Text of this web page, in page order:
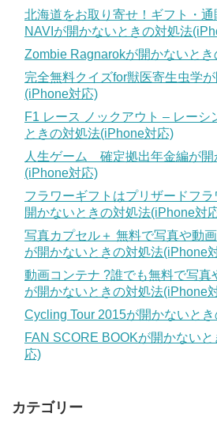
北海道をお取り寄せ！ギフト・
NAVIが開かないときの対処法
Zombie Ragnarokが開かないと
完全無料クイズfor獣医寄生虫学
(iPhone対応)
F1 レース ノックアウト – レーシ
ときの対処法(iPhone対応)
人生ゲーム 確定拠出年金編が開
(iPhone対応)
フラワーギフトはプリザードフ
開かないときの対処法(iPhone対
写真カプセル＋ 無料で写真や動
が開かないときの対処法(iPhone
動画コンテナ ?誰でも無料で写真
が開かないときの対処法(iPhone
Cycling Tour 2015が開かないと
FAN SCORE BOOKが開かない
応)
カテゴリー